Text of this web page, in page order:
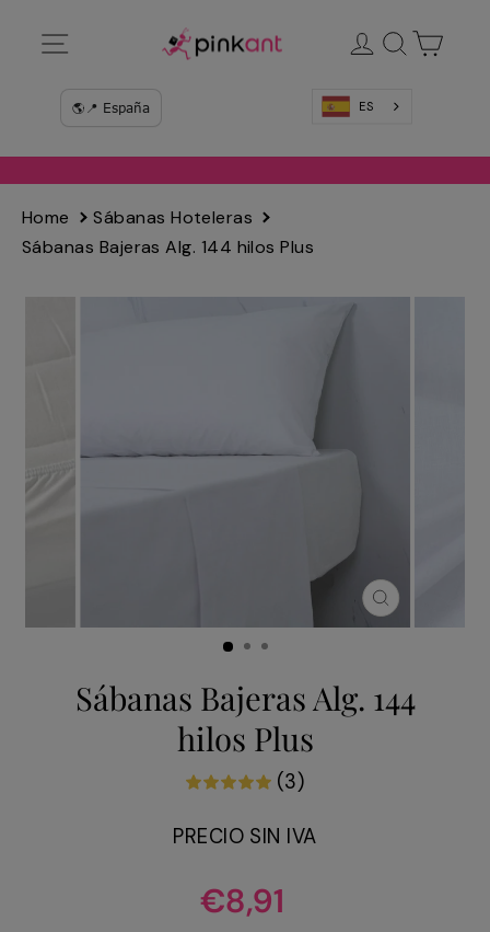
directamente
Ingresar
Buscar
ES
Home
Sábanas Hoteleras
Sábanas Bajeras Alg. 144 hilos Plus
CERRAR
(ESC)
Sábanas Bajeras Alg. 144
hilos Plus
(3)
PRECIO SIN IVA
Precio
habitual
€8,91